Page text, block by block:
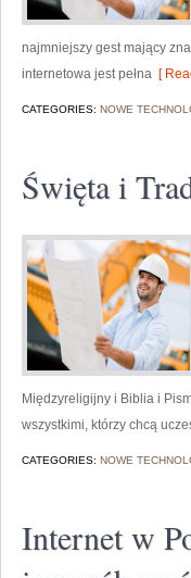
najmniejszy gest mający
internetowa jest pełna [
CATEGORIES: NOWE
Święta i
Międzyreligijny i Biblia i
wszystkimi, którzy chcą
CATEGORIES: NOWE
Internet w